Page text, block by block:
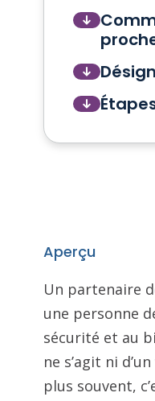
Aperçu
Un partenaire
une personne
sécurité et au
ne s’agit ni
plus souvent,